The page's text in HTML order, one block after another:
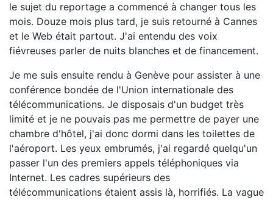
le sujet du reportage a commencé à changer tous les
mois. Douze mois plus tard, je suis retourné à Cannes
et le Web était partout. J'ai entendu des voix
fiévreuses parler de nuits blanches et de financement.
Je me suis ensuite rendu à Genève pour assister à une
conférence bondée de l'Union internationale des
télécommunications. Je disposais d'un budget très
limité et je ne pouvais pas me permettre de payer une
chambre d'hôtel, j'ai donc dormi dans les toilettes de
l'aéroport. Les yeux embrumés, j'ai regardé quelqu'un
passer l'un des premiers appels téléphoniques via
Internet. Les cadres supérieurs des
télécommunications étaient assis là, horrifiés. La vague